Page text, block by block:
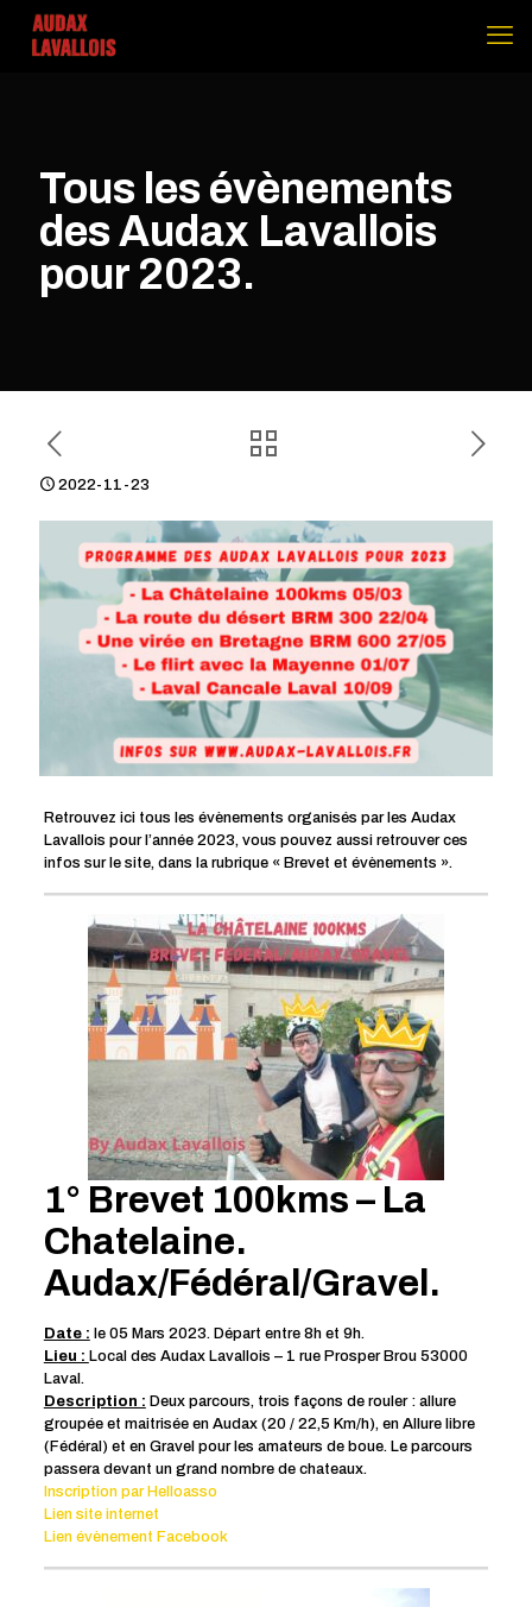
Tous les évènements
des Audax Lavallois
pour 2023.
2022-11-23
Retrouvez ici tous les évènements organisés par les Audax
Lavallois pour l’année 2023, vous pouvez aussi retrouver ces
infos sur le site, dans la rubrique « Brevet et évènements ».
1° Brevet 100kms – La
Chatelaine.
Audax/Fédéral/Gravel.
Date : le 05 Mars 2023. Départ entre 8h et 9h.
Lieu : Local des Audax Lavallois – 1 rue Prosper Brou 53000
Laval.
Description : Deux parcours, trois façons de rouler : allure
groupée et maitrisée en Audax (20 / 22,5 Km/h), en Allure libre
(Fédéral) et en Gravel pour les amateurs de boue. Le parcours
passera devant un grand nombre de chateaux.
Inscription par Helloasso
Lien site internet
Lien évènement Facebook